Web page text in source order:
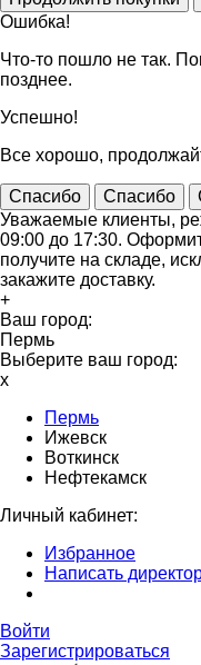
Ошибка!
Что-то пошло не так.
позднее.
Успешно!
Все хорошо,
Спасибо Спасибо
Уважаемые клиенты,
09:00 до 17:30.
получите на складе,
закажите доставку.
+
Ваш город:
Пермь
Выберите ваш город:
x
Пермь
Ижевск
Воткинск
Нефтекамск
Личный кабинет:
Избранное
Написать
Войти
Зарегистрироваться